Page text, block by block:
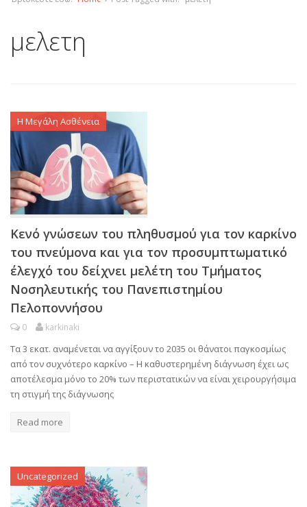
μελετη
Η Μεγάλη Ασθένεια
Κενό γνώσεων του πληθυσμού για τον καρκίνο
του πνεύμονα και για τον προσυμπτωματικό
έλεγχό του δείχνει μελέτη του Τμήματος
Νοσηλευτικής του Πανεπιστημίου
Πελοποννήσου
0 karkinaki
Τα 3 εκατ. αναμένεται να αγγίξουν το 2035 οι θάνατοι παγκοσμίως
από τον συχνότερο καρκίνο – Η καθυστερημένη διάγνωση έχει ως
αποτέλεσμα μόνο το 20% των περιστατικών να είναι χειρουργήσιμα
τη στιγμή της διάγνωσης
Read more
Uncategorized